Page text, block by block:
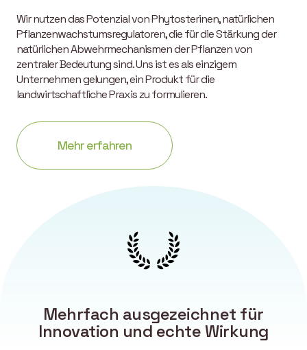
Wir nutzen das Potenzial von Phytosterinen, natürlichen
Pflanzenwachstumsregulatoren, die für die Stärkung der
natürlichen Abwehrmechanismen der Pflanzen von
zentraler Bedeutung sind. Uns ist es als einzigem
Unternehmen gelungen, ein Produkt für die
landwirtschaftliche Praxis zu formulieren.
Mehr erfahren
Mehrfach ausgezeichnet für
Innovation und echte Wirkung